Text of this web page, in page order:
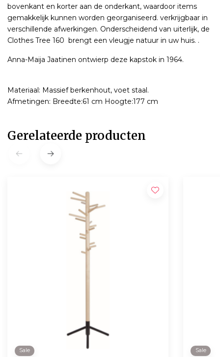
bovenkant en korter aan de onderkant, waardoor items
gemakkelijk kunnen worden georganiseerd. verkrijgbaar in
verschillende afwerkingen. Onderscheidend van uiterlijk, de
Clothes Tree 160 brengt een vleugje natuur in uw huis. .
Anna-Maija Jaatinen ontwierp deze kapstok in 1964.
Materiaal: Massief berkenhout, voet staal.
Afmetingen: Breedte:61 cm Hoogte:177 cm
Gerelateerde producten
Sale Sale